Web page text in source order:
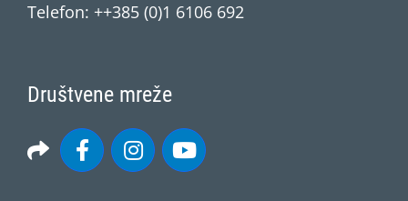
Telefon: ++385 (0)1 6106 692
Društvene mreže